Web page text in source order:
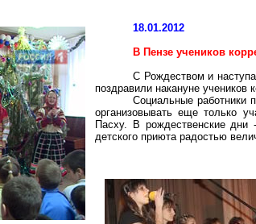
18.01.2012
В Пензе учеников
С Рождеством и
поздравили накануне
Социальные работники
организовывать еще только
Пасху. В рождественские
детского приюта радостью